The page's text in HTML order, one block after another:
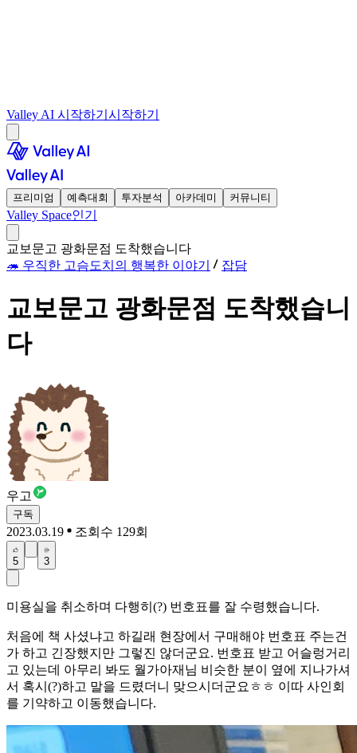
Valley AI 시작하기 시작하기
프리미엄 예측대회 투자분석 아카데미 커뮤니티
Valley Space인기
교보문고 광화문점 도착했습니다
🦔 우직한 고슴도치의 행복한 이야기
잡담
교보문고 광화문점 도착했습니
다
우고
구독
2023.03.19 조회수 129회
5 3
미용실을 취소하며 다행히(?) 번호표를 잘 수령했습니다.
처음에 책 사셨냐고 하길래 현장에서 구매해야 번호표 주는건
가 하고 긴장했지만 그렇진 않더군요. 번호표 받고 어슬렁거리
고 있는데 아무리 봐도 월가아재님 비슷한 분이 옆에 지나가셔
서 혹시(?)하고 말을 드렸더니 맞으시더군요ㅎㅎ 이따 사인회
를 기약하고 이동했습니다.